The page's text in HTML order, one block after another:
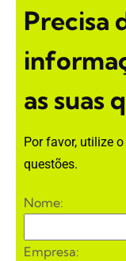
Precisa
as suas
Por favor, utilize
questões.
Nome:
Empresa: